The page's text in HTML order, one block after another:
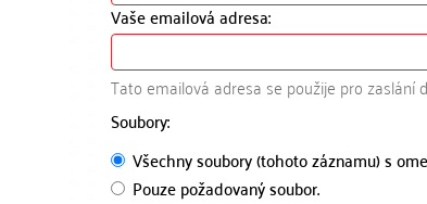
Vaše emailová adresa:
Tato emailová adresa se použije pro zaslání
Soubory:
Všechny soubory (tohoto záznamu) s
Pouze požadovaný soubor.